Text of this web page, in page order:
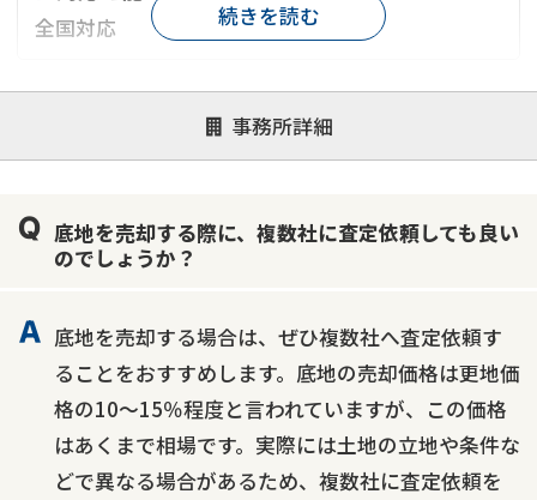
事務所詳細
全国対応
対応が親身 オンライン面談可能
レスポンスが早い
1億円以上の買取可
続きを読む
底地を売却する際に、複数社に査定依頼しても良い
のでしょうか？
底地を売却する場合は、ぜひ複数社へ査定依頼す
ることをおすすめします。底地の売却価格は更地価
格の10～15％程度と言われていますが、この価格
はあくまで相場です。実際には土地の立地や条件な
どで異なる場合があるため、複数社に査定依頼を